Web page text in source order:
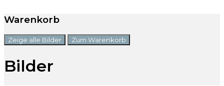
Warenkorb
Zeige alle Bilder Zum Warenkorb
Bilder